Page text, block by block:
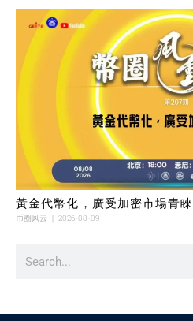
黃金代幣化，廣受加密市場青睞
币圈风云 2026-08-09